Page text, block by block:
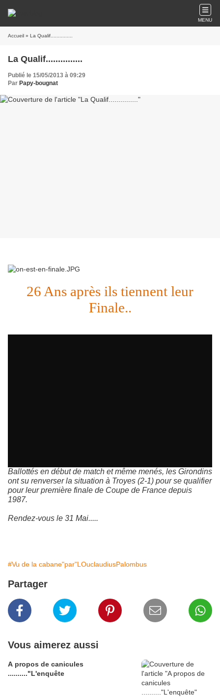
MENU
Accueil » La Qualif...............
La Qualif...............
Publié le 15/05/2013 à 09:29
Par Papy-bougnat
26 Ans après ils tiennent leur
Finale..
Ballottés en début de match et même menés, les Girondins
ont su renverser la situation à Troyes (2-1) pour se qualifier
pour leur première finale de Coupe de France depuis
1987.
Rendez-vous le 31 Mai.....
#Vu de la cabane"par"LOuclaudiusPalombus
Partager
Vous aimerez aussi
A propos de canicules
.........."L'enquête